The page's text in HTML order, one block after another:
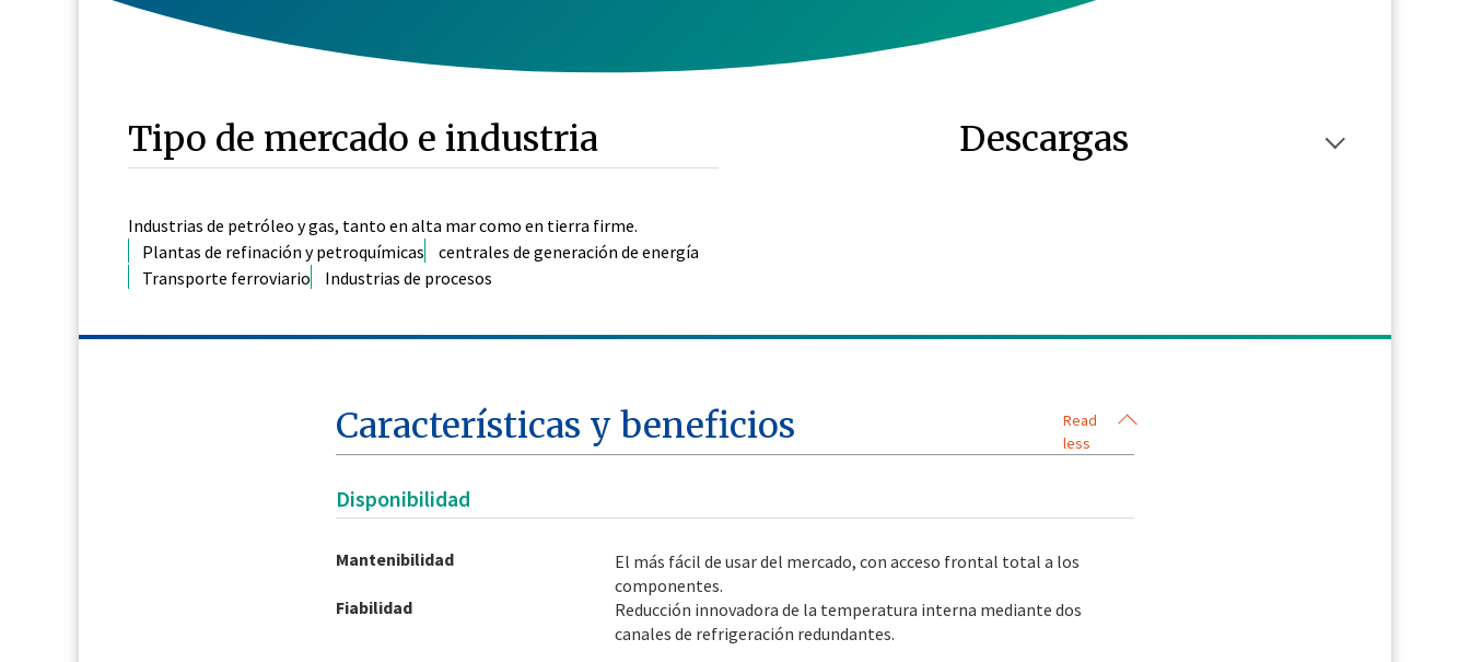
Tipo de mercado e industria
Industrias de petróleo y gas, tanto en alta mar como en tierra firme.
Plantas de refinación y petroquímicas
centrales de generación de energía
Transporte ferroviario
Industrias de procesos
Descargas
Características y beneficios
Read
less
Disponibilidad
Mantenibilidad
El más fácil de usar del mercado, con acceso frontal total a los
componentes.
Fiabilidad
Reducción innovadora de la temperatura interna mediante dos
canales de refrigeración redundantes.